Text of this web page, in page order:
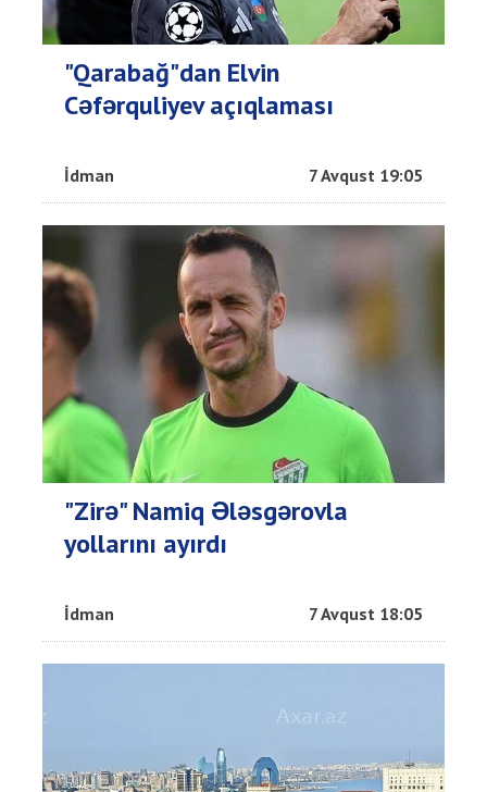
"Qarabağ"dan Elvin
Cəfərquliyev açıqlaması
İdman 7 Avqust 19:05
"Zirə" Namiq Ələsgərovla
yollarını ayırdı
İdman 7 Avqust 18:05